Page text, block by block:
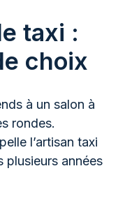
taxi :
choix
à un salon à
rondes.
l’artisan taxi
plusieurs années